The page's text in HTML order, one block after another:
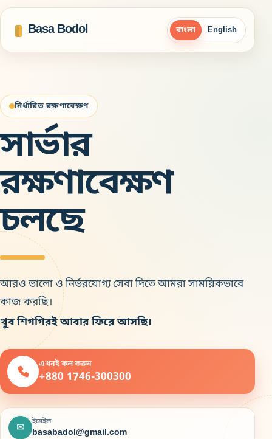
Basa Bodol বাংলা English
নির্ধারিত রক্ষণাবেক্ষণ
সার্ভার
রক্ষণাবেক্ষণ
চলছে
আরও ভালো ও নির্ভরযোগ্য সেবা দিতে আমরা সাময়িকভাবে
কাজ করছি।
খুব শিগগিরই আবার ফিরে আসছি।
এখনই কল করুন
+880 1746-300300
✉ ইমেইল
basabadol@gmail.com